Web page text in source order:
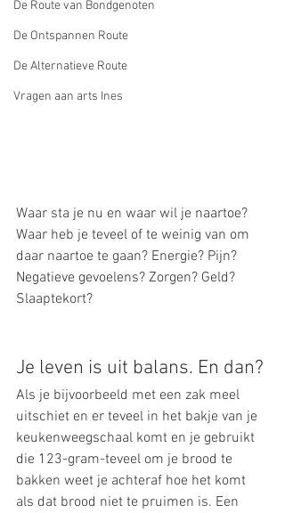
De Route van Bondgenoten
De Ontspannen Route
De Alternatieve Route
Vragen aan arts Ines
Waar sta je nu en waar wil je naartoe?
Waar heb je teveel of te weinig van om
daar naartoe te gaan? Energie? Pijn?
Negatieve gevoelens? Zorgen? Geld?
Slaaptekort?
Je leven is uit balans. En dan?
Als je bijvoorbeeld met een zak meel
uitschiet en er teveel in het bakje van je
keukenweegschaal komt en je gebruikt
die 123-gram-teveel om je brood te
bakken weet je achteraf hoe het komt
als dat brood niet te pruimen is. Een